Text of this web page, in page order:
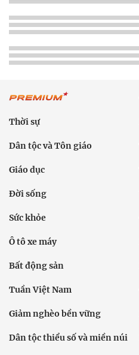
Thời sự
Dân tộc và Tôn giáo
Giáo dục
Đời sống
Sức khỏe
Ô tô xe máy
Bất động sản
Tuần Việt Nam
Giảm nghèo bền vững
Dân tộc thiểu số và miền núi